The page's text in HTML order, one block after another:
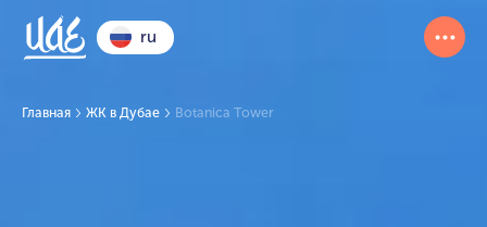
ru
Главная ЖК в Дубае Botanica Tower